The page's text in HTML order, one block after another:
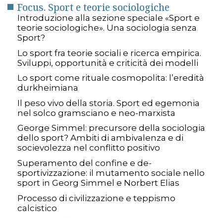
Focus. Sport e teorie sociologiche
Introduzione alla sezione speciale «Sport e
teorie sociologiche». Una sociologia senza
Sport?
Lo sport fra teorie sociali e ricerca empirica.
Sviluppi, opportunità e criticità dei modelli
Lo sport come rituale cosmopolita: l’eredità
durkheimiana
Il peso vivo della storia. Sport ed egemonia
nel solco gramsciano e neo-marxista
George Simmel: precursore della sociologia
dello sport? Ambiti di ambivalenza e di
socievolezza nel conflitto positivo
Superamento del confine e de-
sportivizzazione: il mutamento sociale nello
sport in Georg Simmel e Norbert Elias
Processo di civilizzazione e teppismo
calcistico